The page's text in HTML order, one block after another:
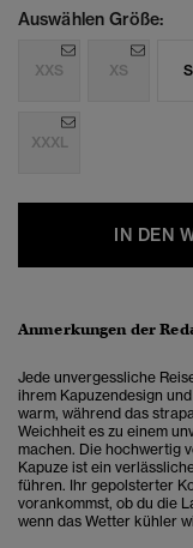
Auswählen Größe:
XXS XS S
XXXL
IN DEN
Anmerkungen der
Jede unvergessliche
ihrem Kapuzendesign
warm, während das
Weichheit es zu einem
machen. Die hochwertig
Kapuze ist ein
führen. Ihr gepolsterter
vorankommst, ob du die
wenn das Wetter kühler